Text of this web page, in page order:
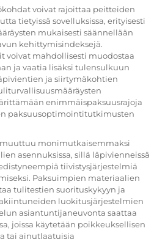
voivat rajoittaa peitteiden
tietyissä sovelluksissa, erityisesti
mukaisesti säännellään
kehittymisindeksejä.
voivat mahdollisesti muodostaa
ja vaatia lisäksi tulensulkuun
ja siirtymäkohtien
enimmäispaksuusrajoja
paksuusoptimointitutkimusten
monimutkaisemmaksi
asennuksissa, sillä läpivienneissä
tiivistysjärjestelmiä
Paksuimpien materiaalien
tulitestien suorituskykyyn ja
luokitusjärjestelmien
asiantuntijaneuvonta saattaa
joissa käytetään poikkeuksellisen
tai ainutlaatuisia